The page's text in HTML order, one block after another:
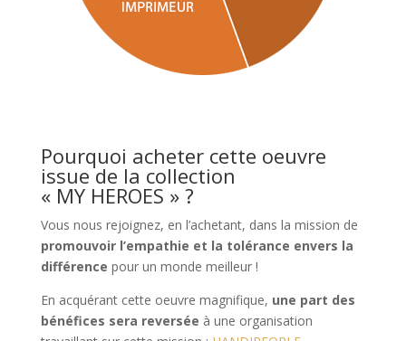
Pourquoi acheter cette oeuvre
issue de la collection
« MY HEROES » ?
Vous nous rejoignez, en l’achetant, dans la mission de
promouvoir l’empathie et la tolérance envers la
différence pour un monde meilleur !
En acquérant cette oeuvre magnifique, une part des
bénéfices sera reversée à une organisation